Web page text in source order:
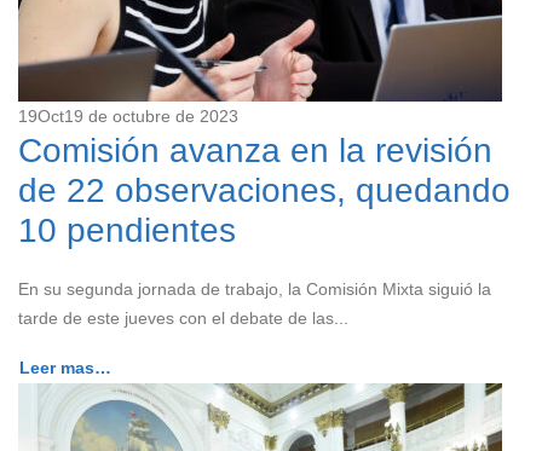
19Oct19 de octubre de 2023
Comisión avanza en la revisión
de 22 observaciones, quedando
10 pendientes
En su segunda jornada de trabajo, la Comisión Mixta siguió la
tarde de este jueves con el debate de las...
Leer mas…